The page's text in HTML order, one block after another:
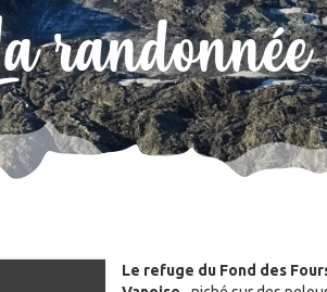
Le refuge du Fond des